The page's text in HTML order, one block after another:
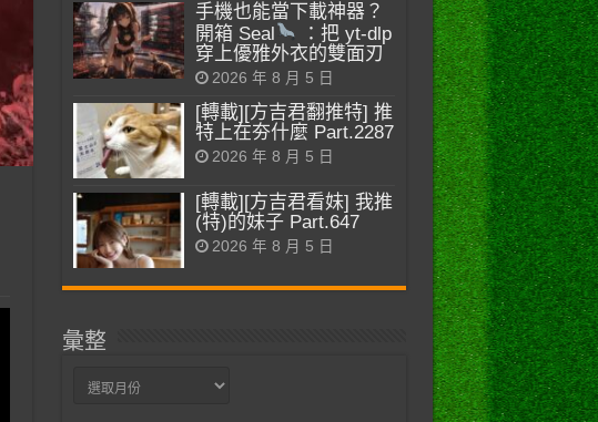
手機也能當下載神器？
開箱 Seal
：把 yt-dlp
穿上優雅外衣的雙面刃
2026 年 8 月 5 日
[轉載][方吉君翻推特] 推
特上在夯什麼 Part.2287
2026 年 8 月 5 日
[轉載][方吉君看妹] 我推
(特)的妹子 Part.647
2026 年 8 月 5 日
彙整
彙